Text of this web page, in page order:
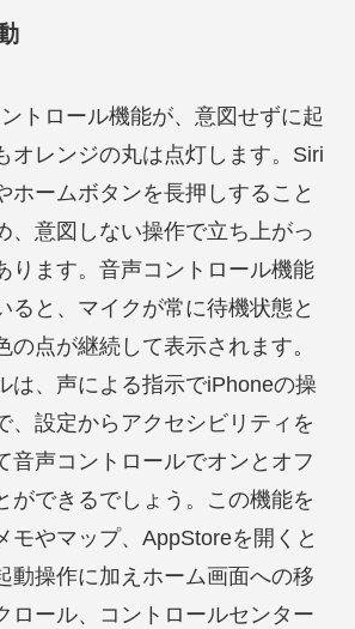
トロール機能が、意図せずに起
オレンジの丸は点灯します。Siri
ホームボタンを長押しすること
、意図しない操作で立ち上がっ
ります。音声コントロール機能
ると、マイクが常に待機状態と
の点が継続して表示されます。
は、声による指示でiPhoneの操
、設定からアクセシビリティを
音声コントロールでオンとオフ
ができるでしょう。この機能を
モやマップ、AppStoreを開くと
動操作に加えホーム画面への移
ロール、コントロールセンター